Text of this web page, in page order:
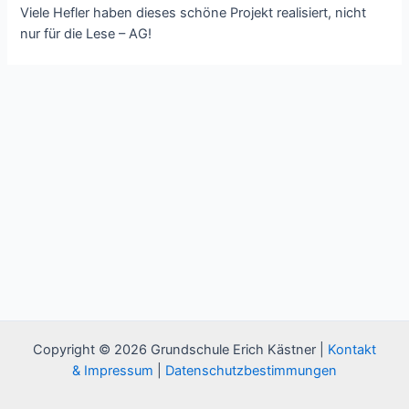
Viele Hefler haben dieses schöne Projekt realisiert, nicht
nur für die Lese – AG!
Copyright © 2026 Grundschule Erich Kästner | Kontakt
& Impressum
Datenschutzbestimmungen